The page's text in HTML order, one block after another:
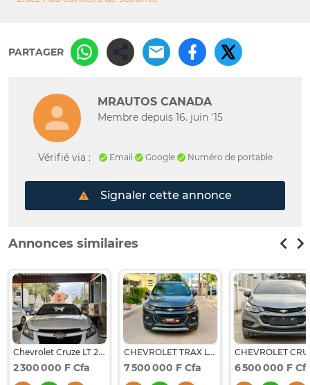
PARTAGER
MRAUTOS CANADA
Membre depuis 16. juin '15
Vérifié via : Email Google Numéro de portable
Signaler cette annonce
Annonces similaires
Chevrolet Cruze LT 2011
2 300 000 F Cfa
CHEVROLET TRAX LT 2017
7 500 000 F Cfa 6 500 000 F